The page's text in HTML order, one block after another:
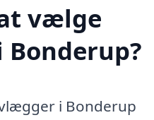
vælge
i Bonderup